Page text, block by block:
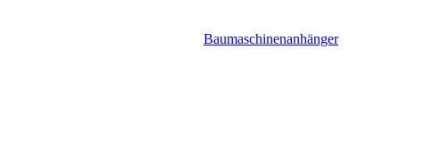
Baumaschinenanhänger